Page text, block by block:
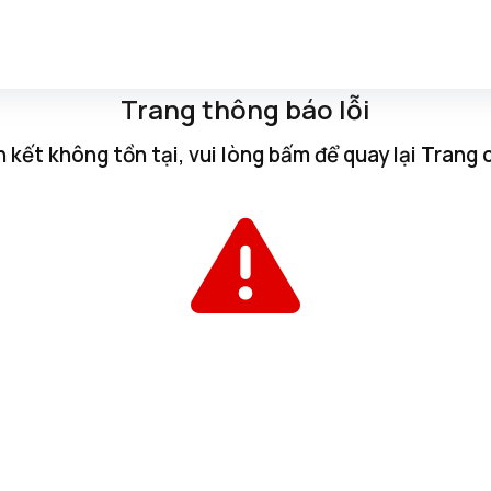
Trang thông báo lỗi
kết không tồn tại, vui lòng bấmđể quay lại Trang